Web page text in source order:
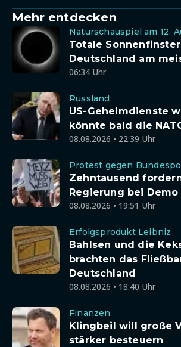
Mehr entdecken
Naturschauspiel am 12.
Totale
Deutschland am
06:34 Uhr
Russland
US-Geheimdienste
könnte bald die
08.08.2026 • 22:39 Uhr
Protest gegen
Zehntausend
Regierung bei Demo
08.08.2026 • 19:51 Uhr
Erfolgsprodukt Leibniz
Bahlsen und die
brachten das
Deutschland
08.08.2026 • 18:40 Uhr
Finanzen
Klingbeil will große
stärker besteuern